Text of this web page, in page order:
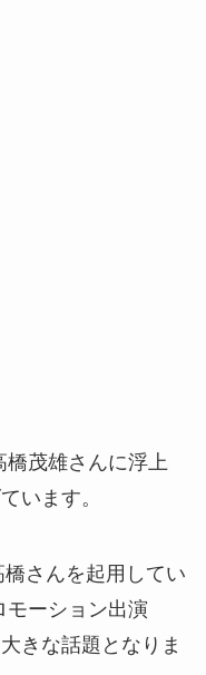
茂雄さんに浮上
います。
さんを起用してい
モーション出演
きな話題となりま